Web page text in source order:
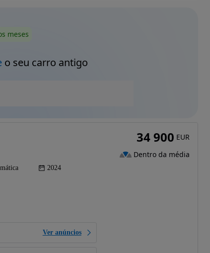
meses
o seu carro antigo
2024
Ver anúncios
34 900 EUR
Dentro da média